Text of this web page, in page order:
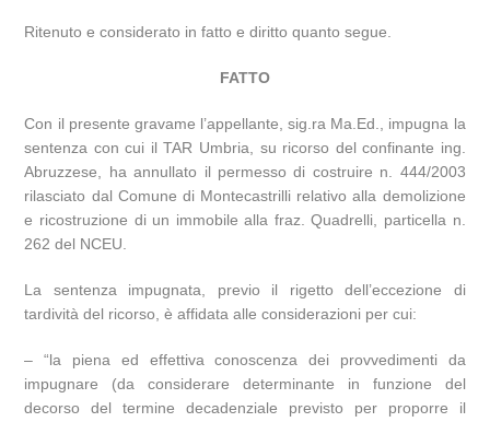
Ritenuto e considerato in fatto e diritto quanto segue.
FATTO
Con il presente gravame l’appellante, sig.ra Ma.Ed., impugna la
sentenza con cui il TAR Umbria, su ricorso del confinante ing.
Abruzzese, ha annullato il permesso di costruire n. 444/2003
rilasciato dal Comune di Montecastrilli relativo alla demolizione
e ricostruzione di un immobile alla fraz. Quadrelli, particella n.
262 del NCEU.
La sentenza impugnata, previo il rigetto dell’eccezione di
tardività del ricorso, è affidata alle considerazioni per cui:
– “la piena ed effettiva conoscenza dei provvedimenti da
impugnare (da considerare determinante in funzione del
decorso del termine decadenziale previsto per proporre il